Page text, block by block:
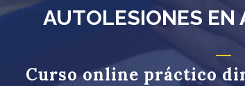
AUTOLESIONES EN
Curso online práctico